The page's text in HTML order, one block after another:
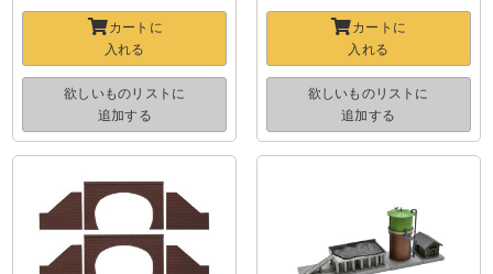
カートに
入れる
欲しいものリストに
追加する
カートに
入れる
欲しいものリストに
追加する